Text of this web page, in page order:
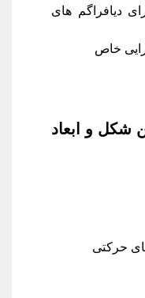
دیافراگم های
خاص
شکل و ابعاد
حرکتی